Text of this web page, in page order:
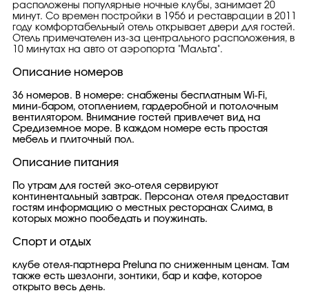
расположены популярные ночные клубы, занимает 20
минут. Со времен постройки в 1956 и реставрации в 2011
году комфортабельный отель открывает двери для гостей.
Отель примечателен из-за центрального расположения, в
10 минутах на авто от аэропорта "Мальта".
Описание номеров
36 номеров. В номере: снабжены бесплатным Wi-Fi,
мини-баром, отоплением, гардеробной и потолочным
вентилятором. Внимание гостей привлечет вид на
Средиземное море. В каждом номере есть простая
мебель и плиточный пол.
Описание питания
По утрам для гостей эко-отеля сервируют
континентальный завтрак. Персонал отеля предоставит
гостям информацию о местных ресторанах Слима, в
которых можно пообедать и поужинать.
Спорт и отдых
клубе отеля-партнера Preluna по сниженным ценам. Там
также есть шезлонги, зонтики, бар и кафе, которое
открыто весь день.